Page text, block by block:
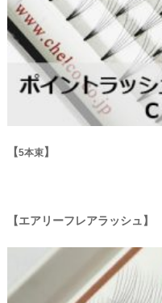
5本束
エアリーフレアラッシュ